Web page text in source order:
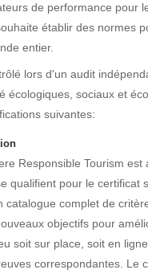
de performance pour
établir des normes
entier.
lors d'un audit
écologiques, sociaux et
suivantes:
Responsible Tourism est
qualifient pour le certificat
complet de
objectifs pour
soit sur place, soit en
correspondantes. Le